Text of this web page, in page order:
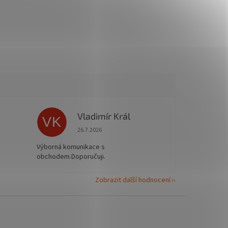
z 5 hvězdiček.VK Vladimír Král
Hodnocení obchodu je 5 z 5 hvězdiček.
26.7.2026
Výborná komunikace s
obchodem.Doporučuji.
Zobrazit další hodnocení